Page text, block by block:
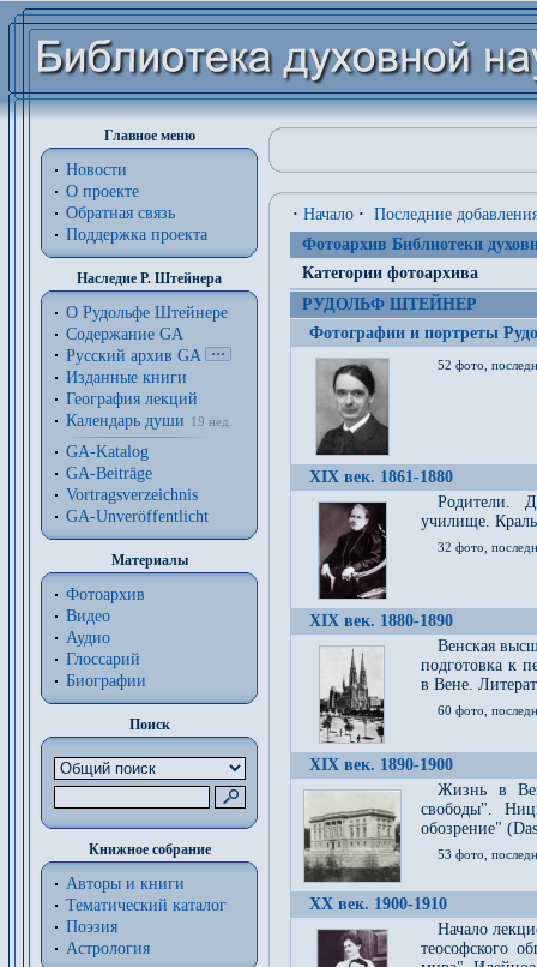
Главное меню
Новости
О проекте
Обратная связь
Поддержка проекта
Наследие Р. Штейнера
О Рудольфе Штейнере
Содержание GA
Русский архив GA
Изданные книги
География лекций
Календарь души
19 нед.
GA-Katalog
GA-Beiträge
Vortragsverzeichnis
GA-Unveröffentlicht
Материалы
Фотоархив
Видео
Аудио
Глоссарий
Биографии
Поиск
Книжное собрание
Авторы и книги
Тематический каталог
Поэзия
Астрология
· Начало · Последние
Фотоархив Библиотеки
Категории фотоархива
РУДОЛЬФ ШТЕЙНЕР
Фотографии и портреты
52 фото,
XIX век. 1861-1880
Родители.
училище.
32 фото,
XIX век. 1880-1890
Венская
подготовка к
в Вене.
60 фото,
XIX век. 1890-1900
Жизнь в
свободы".
обозрение"
53 фото,
XX век. 1900-1910
Начало
теософского